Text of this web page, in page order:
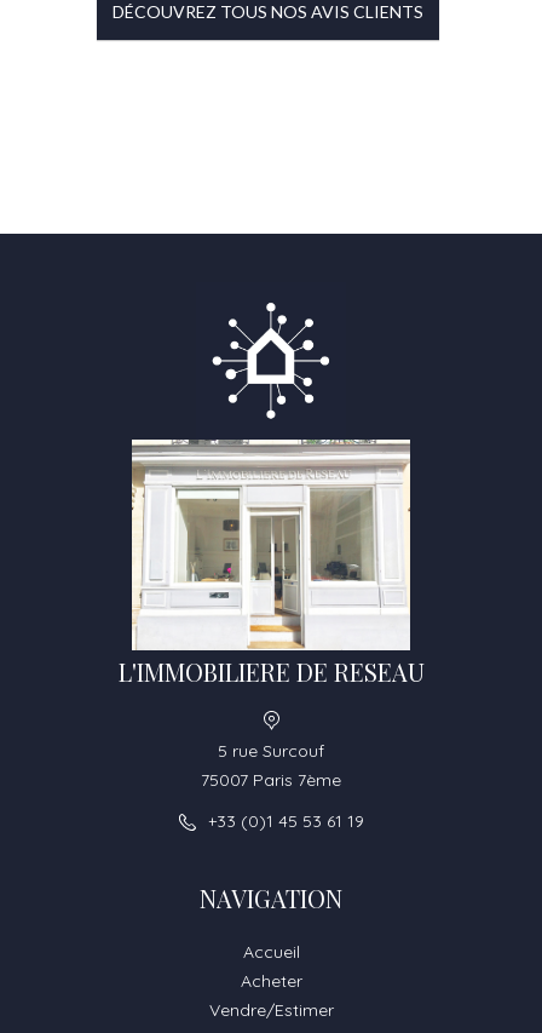
DÉCOUVREZ TOUS NOS AVIS CLIENTS
L'IMMOBILIERE DE RESEAU
5 rue Surcouf
75007 Paris 7ème
+33 (0)1 45 53 61 19
NAVIGATION
Accueil
Acheter
Vendre/Estimer